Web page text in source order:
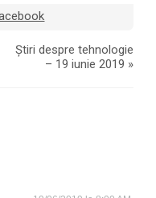
Știri despre tehnologie
– 19 iunie 2019 »